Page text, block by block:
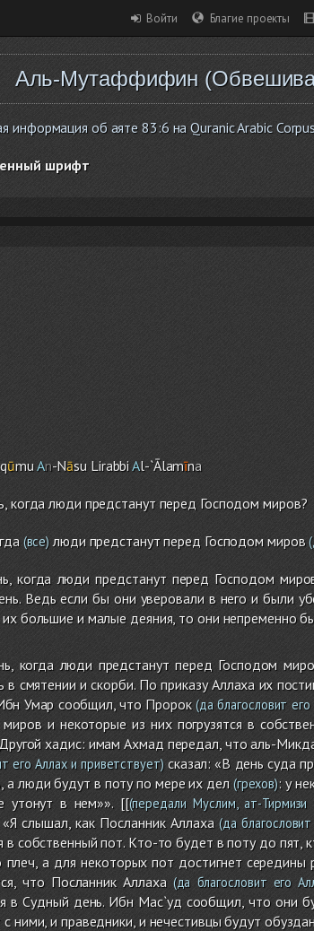
Войти Благие проекты
Аль-Мутаффифин
информация об аяте 83:6 на Quranic Arabic
шрифт
ūmuAn-Nāsu LirabbiAl-`Ālamīna
когда люди предстанут перед Господом миров?
(все) люди предстанут перед Господом миров
когда люди предстанут перед Господом
Ведь если бы они уверовали в него и были
большие и малые деяния, то они непременно
когда люди предстанут перед Господом
в смятении и скорби. По приказу Аллаха их
Умар сообщил, что Пророк(да благословит
и некоторые из них погрузятся в
хадис: имам Ахмад передал, что аль-
его Аллах и приветствует)сказал: «В день суда
а люди будут в поту по мере их дел(грехов): у
утонут в нем»». [[(передали Муслим, ат-
слышал, как Посланник Аллаха(да
в собственный пот. Кто-то будет в поту до
а для некоторых пот достигнет
что Посланник Аллаха(да благословит его
в Судный день. Ибн Мас`уд сообщил, что они
с ними, и праведники, и нечестивцы будут